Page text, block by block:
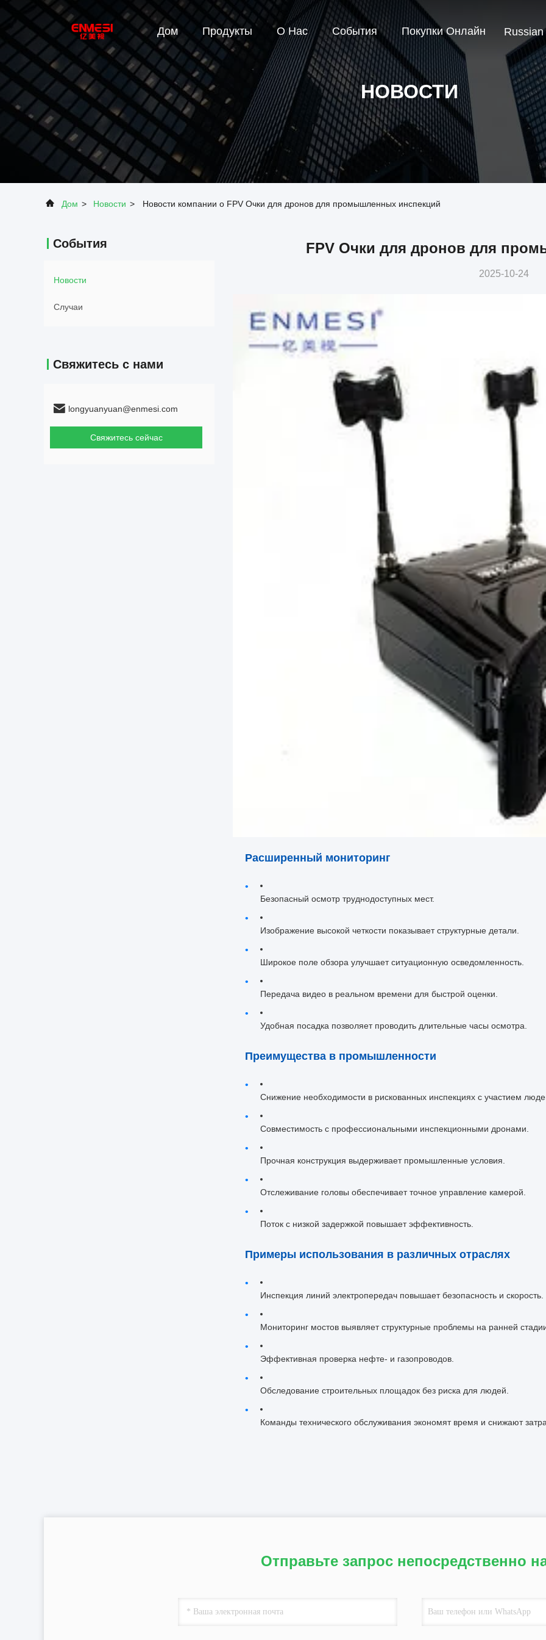
Дом Продукты О Нас События Покупки Онлайн Russian
НОВОСТИ
Дом > Новости > Новости компании о FPV Очки для дронов для промышленных инспекций
События
Новости
Случаи
Свяжитесь с нами
longyuanyuan@enmesi.com
Свяжитесь сейчас
FPV Очки для дронов для
2025-10-24
Расширенный мониторинг
Безопасный осмотр труднодоступных мест.
Изображение высокой четкости показывает структурные детали.
Широкое поле обзора улучшает ситуационную осведомленность.
Передача видео в реальном времени для быстрой оценки.
Удобная посадка позволяет проводить длительные часы осмотра.
Преимущества в промышленности
Снижение необходимости в рискованных инспекциях с участием
Совместимость с профессиональными инспекционными дронами.
Прочная конструкция выдерживает промышленные условия.
Отслеживание головы обеспечивает точное управление камерой.
Поток с низкой задержкой повышает эффективность.
Примеры использования в различных отраслях
Инспекция линий электропередач повышает безопасность и скорость.
Мониторинг мостов выявляет структурные проблемы на ранней
Эффективная проверка нефте- и газопроводов.
Обследование строительных площадок без риска для людей.
Команды технического обслуживания экономят время и снижают
Отправьте запрос непосредственно